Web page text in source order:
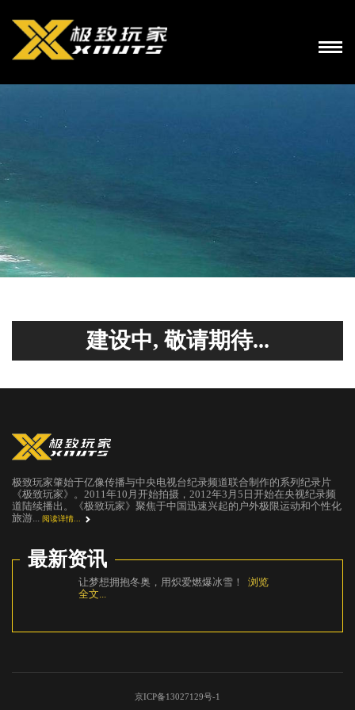
建设中, 敬请期待...
极致玩家肇始于亿像传播与中央电视台纪录频道联合制作的系列纪录片
《极致玩家》。2011年10月开始拍摄，2012年3月5日开始在央视纪录频
道陆续播出。《极致玩家》聚焦于中国迅速兴起的户外极限运动和个性化
旅游... 阅读详情...
最新资讯
让梦想拥抱冬奥，用炽爱燃爆冰雪！
浏览
全文...
京ICP备13027129号-1